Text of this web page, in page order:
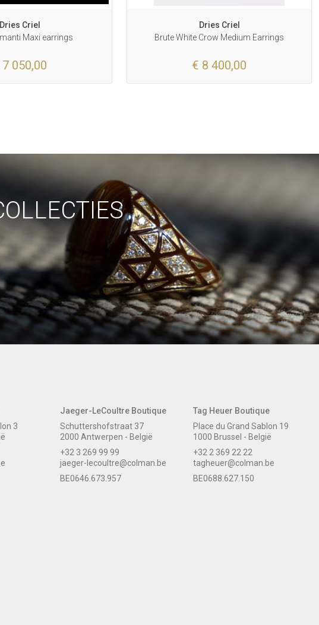
Dries Criel
Maxi earrings
050,00
Dries Criel
Brute White Crow Medium Earrings
€ 8 400,00
3
Jaeger-LeCoultre Boutique
Schuttershofstraat 37
2000 Antwerpen - België
+32 3 269 99 99
jaeger-lecoultre@colman.be
BE0646.673.957
Tag Heuer Boutique
Place du Grand Sablon 19
1000 Brussel - België
+32 2 369 22 22
tagheuer@colman.be
BE0688.627.150